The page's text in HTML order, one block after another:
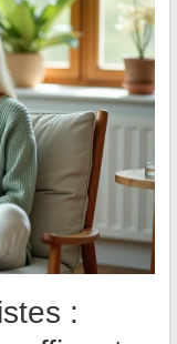
: